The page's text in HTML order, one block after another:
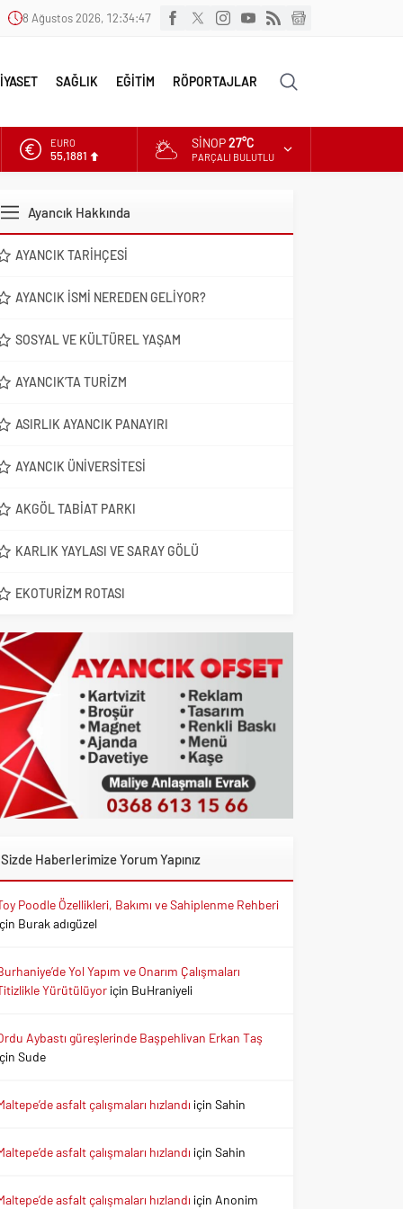
8 Ağustos 2026, 12:34:49
SAĞLIK EĞİTİM RÖPORTAJLAR
ALTIN
6.660,55
EURO
SINOP27°C
PARÇALI BULUTLU
Ayancık Hakkında
AYANCIK TARIHÇESI
AYANCIK İSMI NEREDEN GELIYOR?
SOSYAL VE KÜLTÜREL YAŞAM
AYANCIK’TA TURIZM
ASIRLIK AYANCIK PANAYIRI
AYANCIK ÜNIVERSITESI
AKGÖL TABIAT PARKI
KARLIK YAYLASI VE SARAY GÖLÜ
EKOTURIZM ROTASI
Sizde Haberlerimize Yorum Yapınız
Poodle Özellikleri, Bakımı ve Sahiplenme Rehberi
Burak adıgüzel
Yol Yapım ve Onarım Çalışmaları
Yürütülüyoriçin BuHraniyeli
Aybastı güreşlerinde Başpehlivan Erkan Taş
Sude
asfalt çalışmaları hızlandı içinSahin
asfalt çalışmaları hızlandı içinSahin
asfalt çalışmaları hızlandı için Anonim